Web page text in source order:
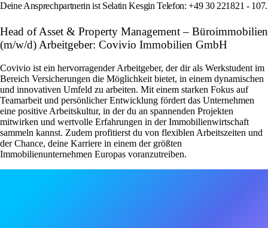
Deine Ansprechpartnerin ist Selatin Kesgin Telefon: +49 30 221821 - 107.
Head of Asset & Property Management – Büroimmobilien
(m/w/d) Arbeitgeber: Covivio Immobilien GmbH
Covivio ist ein hervorragender Arbeitgeber, der dir als Werkstudent im
Bereich Versicherungen die Möglichkeit bietet, in einem dynamischen
und innovativen Umfeld zu arbeiten. Mit einem starken Fokus auf
Teamarbeit und persönlicher Entwicklung fördert das Unternehmen
eine positive Arbeitskultur, in der du an spannenden Projekten
mitwirken und wertvolle Erfahrungen in der Immobilienwirtschaft
sammeln kannst. Zudem profitierst du von flexiblen Arbeitszeiten und
der Chance, deine Karriere in einem der größten
Immobilienunternehmen Europas voranzutreiben.